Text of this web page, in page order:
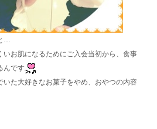
…
いお肌になるためにご入会当初から、食事
んです
いた大好きなお菓子をやめ、おやつの内容